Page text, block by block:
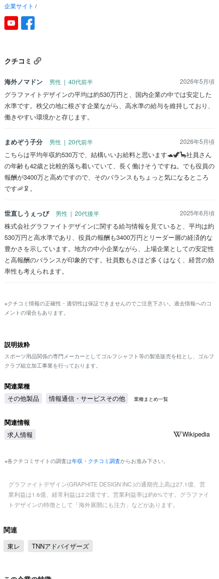
企業サイト /
クチコミ
海外ノマドン 男性 | 40代前半 2026年5月頃
グラファイトデザインの平均は約530万円と、国内企業の中では安定した
水準です。秩父の地に根ざす企業ながら、高水準の給与を維持しており、
働きやすい環境かと存じます。
まめぞう子分 男性 | 20代前半 2026年5月頃
こちらは平均年収約530万で、結構いいお給料と思います🐢🦖🦕社員さん
の年齢も42歳と比較的落ち着いていて、長く働けそうですね。でも役員の
報酬が3400万と高めですので、そのバランスもちょっと気になるところ
です🦐🦑。
世直しうぇっぴ 男性 | 20代後半 2025年6月頃
株式会社グラファイトデザインに関する給与情報を見ていると、平均は約
530万円と高水準であり、役員の報酬も3400万円とリーダー層の経済的な
豊かさを示しています。地方の中小企業ながら、上場企業としての安定性
と高報酬のバランスが印象的です。社員数もさほど多くはなく、経営の効
率性も考えられます。
※クチコミ情報の正確性・適切性は保証できませんのでご注意下さい。過去情報へのコ
メントの場合もあります。
説明抜粋
スポーツ用品関係の専門メーカーとしてゴルフシャフト等の製造販売を柱とし、ゴルフ
クラブ組立加工事業を行っております。
関連業種
その他製品
情報通信・サービスその他 業種まとめ一覧
関連情報
求人情報
Wikipedia
※各クチコミサイトの調査は年収・クチコミ調査からお進み下さい。
グラファイトデザイン(GRAPHITE DESIGN INC.)の通期売上高は27.1億、営
業利益は1.6億、経常利益は2.2億です。営業利益率は約6%です。グラファイ
トデザインの特徴として「海外展開にも注力」などがあります。
関連
東レ TNNアドバイザーズ